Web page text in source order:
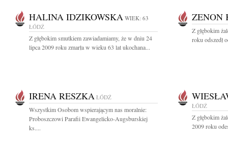
HALINA IDZIKOWSKA WIEK: 63
ŁÓDŹ
Z głębokim smutkiem zawiadamiamy, że w dniu 24
lipca 2009 roku zmarła w wieku 63 lat ukochana...
ZENON
Z głębokim
roku odszedł
IRENA RESZKA ŁÓDŹ
Wszystkim Osobom wspierającym nas moralnie:
Proboszczowi Parafii Ewangelicko-Augsburskiej
ks....
ŁÓDŹ
Z głębokim
2009 roku